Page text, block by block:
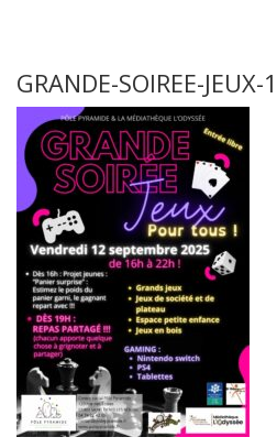
GRANDE-SOIREE-JEUX-